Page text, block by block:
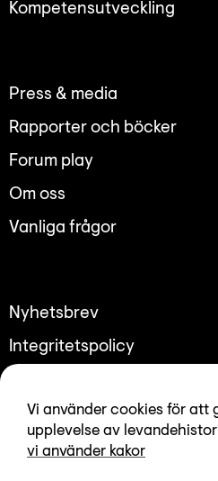
Vi använder cookies för att
upplevelse av
vi använder kakor
Kompetensutveckling
Press & media
Rapporter och böcker
Forum play
Om oss
Vanliga frågor
Nyhetsbrev
Integritetspolicy